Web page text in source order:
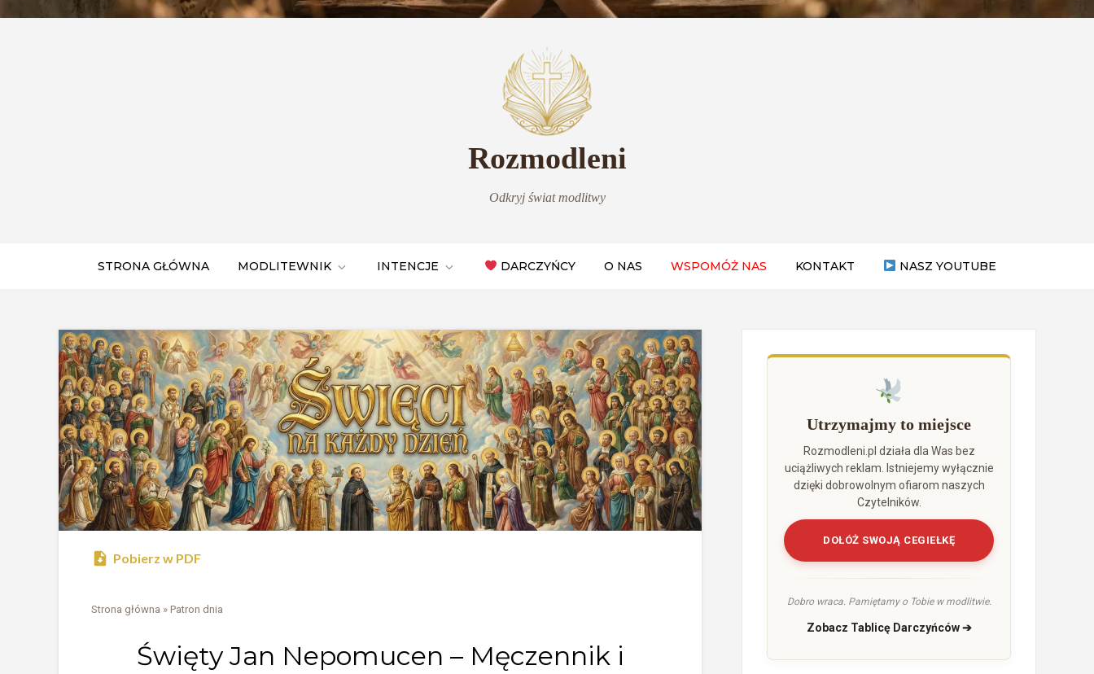
Rozmodleni
Odkryj świat modlitwy
STRONA GŁÓWNA MODLITEWNIK INTENCJE DARCZYŃCY O NAS WSPOMÓŻ NAS KONTAKT NASZ YOUTUBE
Pobierz w PDF
Strona główna » Patron dnia
Święty Jan Nepomucen – Męczennik i
Utrzymajmy to miejsce
Rozmodleni.pl działa dla Was bez
uciążliwych reklam. Istniejemy wyłącznie
dzięki dobrowolnym ofiarom naszych
Czytelników.
DOŁÓŻ SWOJĄ CEGIEŁKĘ
Dobro wraca. Pamiętamy o Tobie w modlitwie.
Zobacz Tablicę Darczyńców ➔